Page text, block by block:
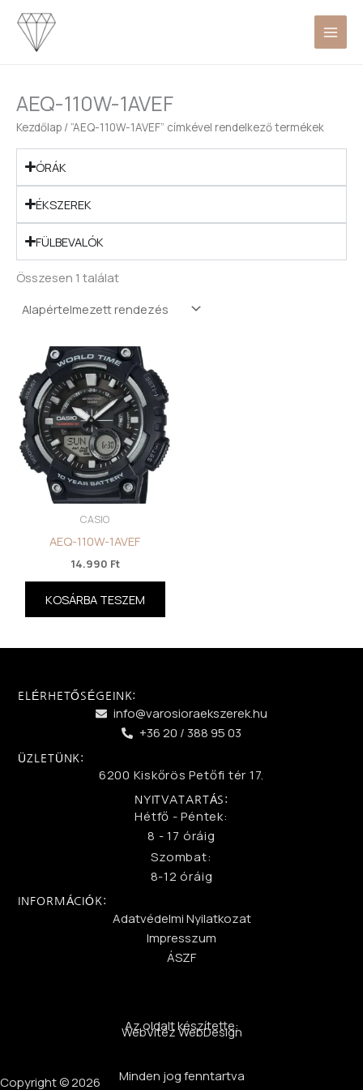
Skip
content
AEQ-110W-1AVEF
Kezdőlap / “AEQ-110W-1AVEF” címkével rendelkező termékek
ÓRÁK
ÉKSZEREK
FÜLBEVALÓK
Összesen 1 találat
CASIO
AEQ-110W-1AVEF
14.990 Ft
KOSÁRBA TESZEM
ELÉRHETŐSÉGEINK:
info@varosioraekszerek.hu
+36 20 / 388 95 03
ÜZLETÜNK:
6200 Kiskőrös Petőfi tér 17.
NYITVATARTÁS:
Hétfő - Péntek:
8 - 17 óráig
Szombat:
8-12 óráig
INFORMÁCIÓK:
Adatvédelmi Nyilatkozat
Impresszum
ÁSZF
Az oldalt készítette:
WebVitéz WebDesign
Minden jog fenntartva
Copyright © 2026